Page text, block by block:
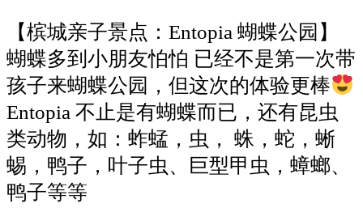
【槟城亲子景点：Entopia 蝴蝶公园】
蝴蝶多到小朋友怕怕 已经不是第一次带
孩子来蝴蝶公园，但这次的体验更棒
Entopia 不止是有蝴蝶而已，还有昆虫
类动物，如：蚱蜢，虫， 蛛，蛇，蜥
蜴，鸭子，叶子虫、巨型甲虫，蟑螂、
鸭子等等